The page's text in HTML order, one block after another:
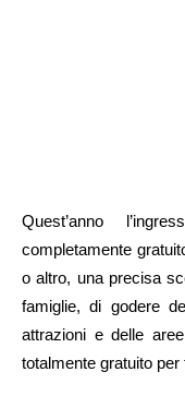
Quest’anno
completamente
o altro, una precisa
famiglie, di godere
attrazioni e delle
totalmente gratuito per